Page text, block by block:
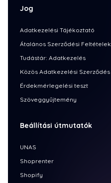
"Utánvét Ellenőr menni külföld".
Jog
Adatkezelési Tájékoztató
Átalános Szerződési Feltételek
Tudástár: Adatkezelés
Közös Adatkezelési Szerződés
Érdekmérlegelési teszt
Szöveggyűjtemény
Beállítási útmutatók
UNAS
Shoprenter
Shopify